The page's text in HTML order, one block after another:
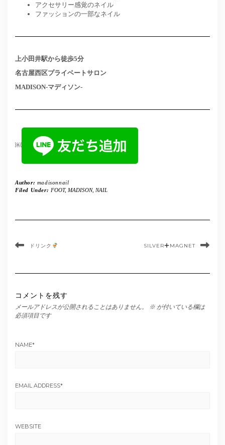
アクセサリー感覚のネイル
ファッションの一部なネイル
上小田井駅から徒歩5分
名古屋西区プライベートサロン
MADISON-マディソン-
￼
Author: madisonnail
Filed Under: FOOT, MADISON, NAIL
ドリンク SILVER MAGNET
コメントを残す
メールアドレスが公開されることはありません。 ※ が付いている欄は
必須項目です
NAME*
EMAIL ADDRESS*
WEBSITE